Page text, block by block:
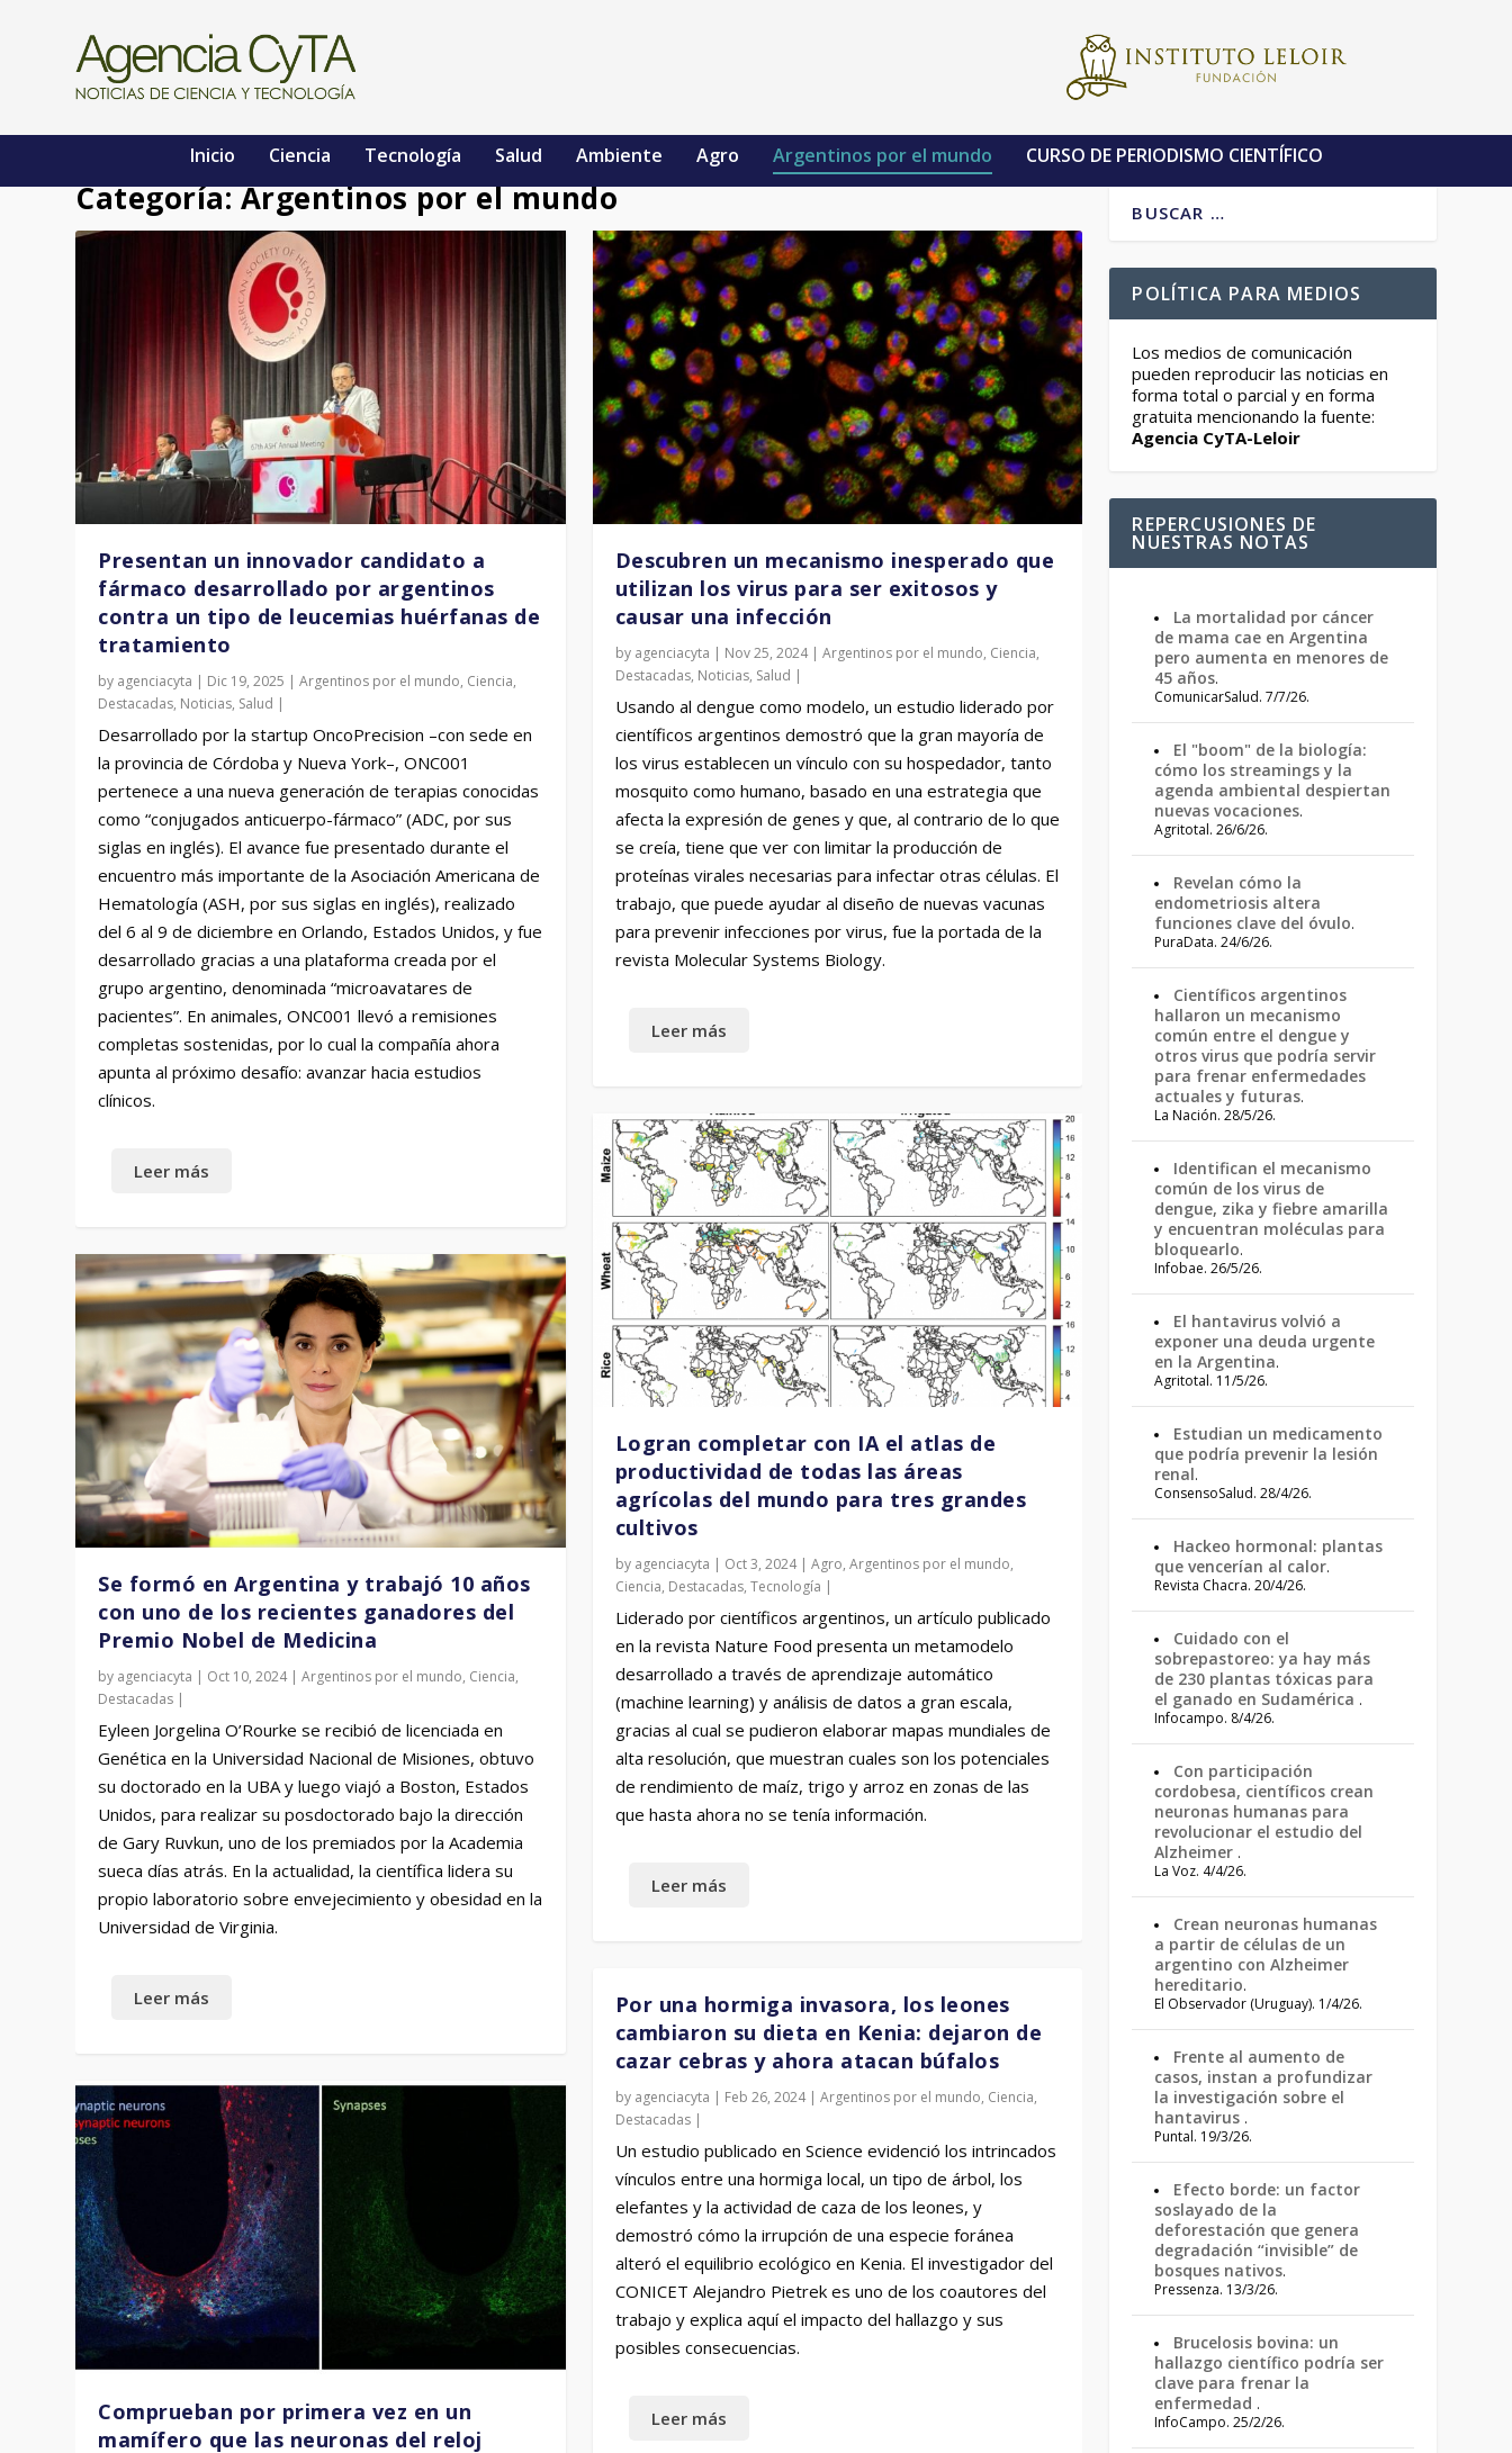
Inicio Ciencia Tecnología Salud Ambiente Agro Argentinos por el mundo CURSO DE PERIODISMO CIENTÍFICO
Categoría: Argentinos por el mundo
Presentan un innovador candidato a
fármaco desarrollado por argentinos
contra un tipo de leucemias huérfanas de
tratamiento
by agenciacyta | Dic 19, 2025 |Argentinos por el mundo, Ciencia,
Destacadas, Noticias, Salud |
Desarrollado por la startup OncoPrecision –con sede en
la provincia de Córdoba y Nueva York–, ONC001
pertenece a una nueva generación de terapias conocidas
como “conjugados anticuerpo-fármaco” (ADC, por sus
siglas en inglés). El avance fue presentado durante el
encuentro más importante de la Asociación Americana de
Hematología (ASH, por sus siglas en inglés), realizado
del 6 al 9 de diciembre en Orlando, Estados Unidos, y fue
desarrollado gracias a una plataforma creada por el
grupo argentino, denominada “microavatares de
pacientes”. En animales, ONC001 llevó a remisiones
completas sostenidas, por lo cual la compañía ahora
apunta al próximo desafío: avanzar hacia estudios
clínicos.
Se formó en Argentina y trabajó 10 años
con uno de los recientes ganadores del
Premio Nobel de Medicina
by agenciacyta | Oct 10, 2024|Argentinos por el mundo, Ciencia,
Destacadas |
Eyleen Jorgelina O’Rourke se recibió de licenciada en
Genética en la Universidad Nacional de Misiones, obtuvo
su doctorado en la UBA y luego viajó a Boston, Estados
Unidos, para realizar su posdoctorado bajo la dirección
de Gary Ruvkun, uno de los premiados por la Academia
sueca días atrás. En la actualidad, la científica lidera su
propio laboratorio sobre envejecimiento y obesidad en la
Universidad de Virginia.
Comprueban por primera vez en un
mamífero que las neuronas del reloj
Descubren un mecanismo inesperado que
utilizan los virus para ser exitosos y
causar una infección
by agenciacyta | Nov 25, 2024| Argentinos por el mundo, Ciencia,
Destacadas, Noticias, Salud |
Usando al dengue como modelo, un estudio liderado por
científicos argentinos demostró que la gran mayoría de
los virus establecen un vínculo con su hospedador, tanto
mosquito como humano, basado en una estrategia que
afecta la expresión de genes y que, al contrario de lo que
se creía, tiene que ver con limitar la producción de
proteínas virales necesarias para infectar otras células. El
trabajo, que puede ayudar al diseño de nuevas vacunas
para prevenir infecciones por virus, fue la portada de la
revista Molecular Systems Biology.
Logran completar con IA el atlas de
productividad de todas las áreas
agrícolas del mundo para tres grandes
cultivos
by agenciacyta | Oct 3, 2024| Agro, Argentinos por el mundo,
Ciencia, Destacadas, Tecnología |
Liderado por científicos argentinos, un artículo publicado
en la revista Nature Food presenta un metamodelo
desarrollado a través de aprendizaje automático
(machine learning) y análisis de datos a gran escala,
gracias al cual se pudieron elaborar mapas mundiales de
alta resolución, que muestran cuales son los potenciales
de rendimiento de maíz, trigo y arroz en zonas de las
que hasta ahora no se tenía información.
Por una hormiga invasora, los leones
cambiaron su dieta en Kenia: dejaron de
cazar cebras y ahora atacan búfalos
by agenciacyta | Feb 26, 2024| Argentinos por el mundo, Ciencia,
Destacadas|
Un estudio publicado en Science evidenció los intrincados
vínculos entre una hormiga local, un tipo de árbol, los
elefantes y la actividad de caza de los leones, y
demostró cómo la irrupción de una especie foránea
alteró el equilibrio ecológico en Kenia. El investigador del
CONICET Alejandro Pietrek es uno de los coautores del
trabajo y explica aquí el impacto del hallazgo y sus
posibles consecuencias.
POLÍTICA PARA MEDIOS
Los medios de comunicación
pueden reproducir las noticias en
forma total o parcial y en forma
gratuita mencionando la fuente:
Agencia CyTA-Leloir
REPERCUSIONES DE
NUESTRAS NOTAS
La mortalidad por cáncer
de mama cae en Argentina
pero aumenta en menores de
45 años.
ComunicarSalud. 7/7/26.
El "boom" de la biología:
cómo los streamings y la
agenda ambiental despiertan
nuevas vocaciones.
Agritotal. 26/6/26.
Revelan cómo la
endometriosis altera
funciones clave del óvulo.
PuraData. 24/6/26.
Científicos argentinos
hallaron un mecanismo
común entre el dengue y
otros virus que podría servir
para frenar enfermedades
actuales y futuras.
La Nación. 28/5/26.
Identifican el mecanismo
común de los virus de
dengue, zika y fiebre amarilla
y encuentran moléculas para
bloquearlo.
Infobae. 26/5/26.
El hantavirus volvió a
exponer una deuda urgente
en la Argentina.
Agritotal. 11/5/26.
Estudian un medicamento
que podría prevenir la lesión
renal.
ConsensoSalud. 28/4/26.
Hackeo hormonal: plantas
que vencerían al calor.
Revista Chacra. 20/4/26.
Cuidado con el
sobrepastoreo: ya hay más
de 230 plantas tóxicas para
el ganado en Sudamérica .
Infocampo. 8/4/26.
Con participación
cordobesa, científicos crean
neuronas humanas para
revolucionar el estudio del
Alzheimer .
La Voz. 4/4/26.
Crean neuronas humanas
a partir de células de un
argentino con Alzheimer
hereditario.
El Observador (Uruguay). 1/4/26.
Frente al aumento de
casos, instan a profundizar
la investigación sobre el
hantavirus .
Puntal. 19/3/26.
Efecto borde: un factor
soslayado de la
deforestación que genera
degradación “invisible” de
bosques nativos.
Pressenza. 13/3/26.
Brucelosis bovina: un
hallazgo científico podría ser
clave para frenar la
enfermedad .
InfoCampo. 25/2/26.